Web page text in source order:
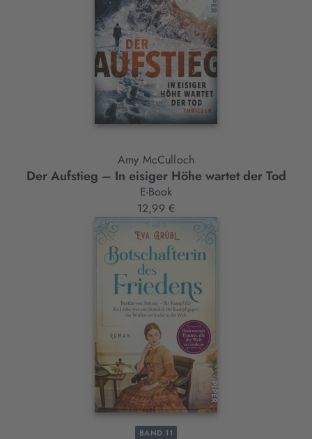
Amy McCulloch
Der Aufstieg – In eisiger Höhe wartet der Tod
E-Book
12,99 €
BAND 11